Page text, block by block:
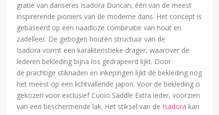
gratie van danseres Isadora Duncan, één van de meest
inspirerende pioniers van de moderne dans. Het concept is
gebaseerd op een naadloze combinatie van hout en
zadelleer. De gebogen houten structuur van de
Isadora vormt een karakteristieke drager, waarover de
lederen bekleding bijna los gedrapeerd lijkt. Door
de prachtige stiknaden en inkepingen lijkt de bekleding nog
het meest op een lichtvallende japon. Voor de bekleding is
gekozen voor exclusief Cuoio Saddle Extra leder, voorzien
van een beschermende lak. Het stiksel van de Isadora kan